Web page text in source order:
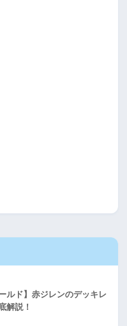
ルド】赤ジレンのデッキレ
解説！